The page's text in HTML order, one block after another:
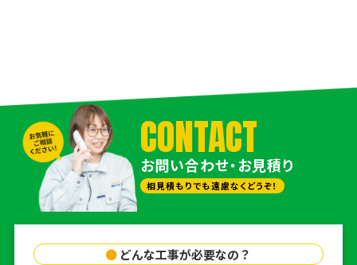
CONTACT
お問い合わせ・お見積り
相見積もりでも遠慮なくどうぞ！
● どんな工事が必要なの？